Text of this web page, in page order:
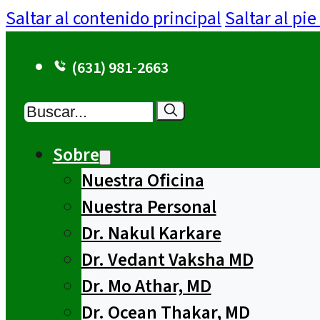
Saltar al contenido principalSaltar al
(631) 981-2663
Buscar
Sobre
Nuestra Oficina
Nuestra Personal
Dr. Nakul Karkare
Dr. Vedant Vaksha MD
Dr. Mo Athar, MD
Dr. Ocean Thakar, MD